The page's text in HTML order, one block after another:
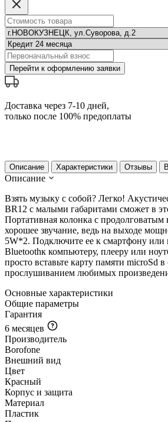
Перейти к оформлению заявки
Доставка через 7-10 дней,
только после 100% предоплаты
Описание Характеристики Отзывы
Описание
Взять музыку с собой? Легко!
BR12 с малыми габаритами сможет в
Портативная колонка с продолговатым
хорошее звучание, ведь на выходе
5W*2. Подключите ее к смартфону или
Bluetoothк компьютеру, плееру или
просто вставьте карту памяти microSd
прослушиванием любимых
Основные характеристики
Общие параметры
Гарантия
6 месяцев
Производитель
Borofone
Внешний вид
Цвет
Красный
Корпус и защита
Материал
Пластик